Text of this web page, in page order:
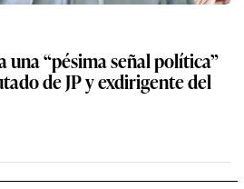
una “pésima señal política”
de JP y exdirigente del